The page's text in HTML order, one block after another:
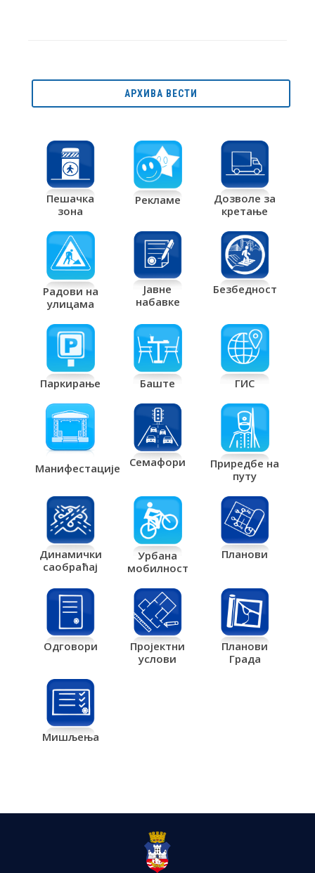
АРХИВА ВЕСТИ
Пешачка
зона
Рекламе
Дозволе за
кретање
Радови на
улицама
Јавне
набавке
Безбедност
Паркирање Баште ГИС
Манифестације Семафори
Приредбе на
путу
Динамички
саобраћај
Урбана
мобилност
Планови
Одговори
Пројектни
услови
Планови
Града
Мишљења